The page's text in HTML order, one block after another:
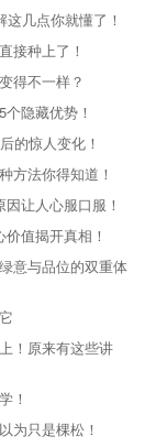
几点你就懂了！
接种上了！
得不一样？
隐藏优势！
的惊人变化！
方法你得知道！
让人心服口服！
值揭开真相！
意与品位的双重体
！原来有这些讲
！
为只是棵松！